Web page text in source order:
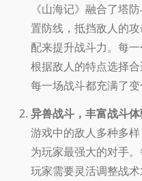
《山海记》融合了塔
置防线，抵挡敌人的
配来提升战斗力。每
根据敌人的特点选择
每一场战斗都充满了变
异兽战斗，丰富战斗
游戏中的敌人多种多
为玩家最强大的对手
玩家需要灵活调整战